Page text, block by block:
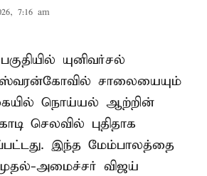
7:16 am
யுனிவர்சல்
சாலையையும்
நொய்யல் ஆற்றின்
செலவில் புதிதாக
இந்த மேம்பாலத்தை
அமைச்சர் விஜய்